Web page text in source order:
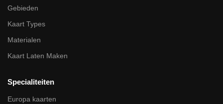
Gebieden
Kaart Types
Materialen
Kaart Laten Maken
Specialiteiten
Europa kaarten